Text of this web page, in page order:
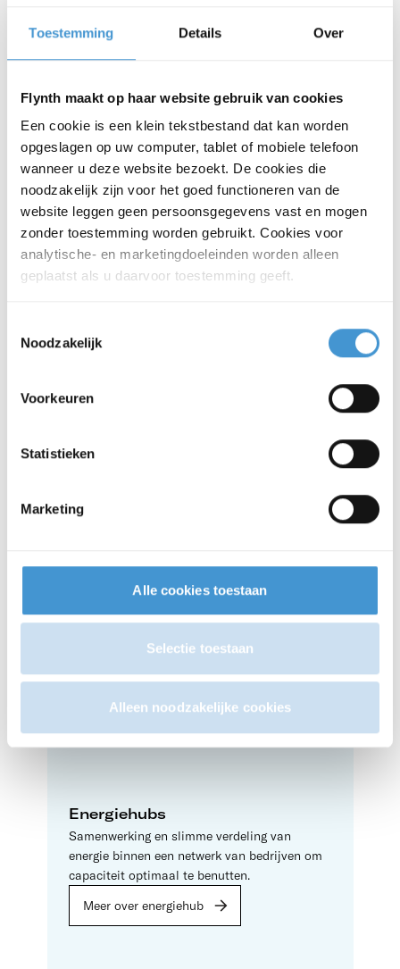
Toestemming Details Over
Flynth maakt op haar website gebruik van cookies
Een cookie is een klein tekstbestand dat kan worden
opgeslagen op uw computer, tablet of mobiele telefoon
wanneer u deze website bezoekt. De cookies die
noodzakelijk zijn voor het goed functioneren van de
website leggen geen persoonsgegevens vast en mogen
zonder toestemming worden gebruikt. Cookies voor
analytische- en marketingdoeleinden worden alleen
geplaatst als u daarvoor toestemming geeft.
Noodzakelijk
Voorkeuren
Statistieken
Marketing
Alle cookies toestaan
Selectie toestaan
Alleen noodzakelijke cookies
uw energietransitie
De energietransitie kent veel kanten. Van
wetgeving tot financiering en rendement.
Flynth biedt een samenhangende
dienstverlening, zodat u geen losse
beslissingen hoeft te nemen, maar werkt
vanuit één overzicht.
advies hoe u praktisch aan de wettelijke
Meer over de energiebesparingsplicht
Strategisch advies bij opwek van energie,
EED Energie-audit
Inzicht in het actuele energieverbruik en de
Energiehubs
Samenwerking en slimme verdeling van
energie binnen een netwerk van bedrijven om
capaciteit optimaal te benutten.
Meer over energiehub